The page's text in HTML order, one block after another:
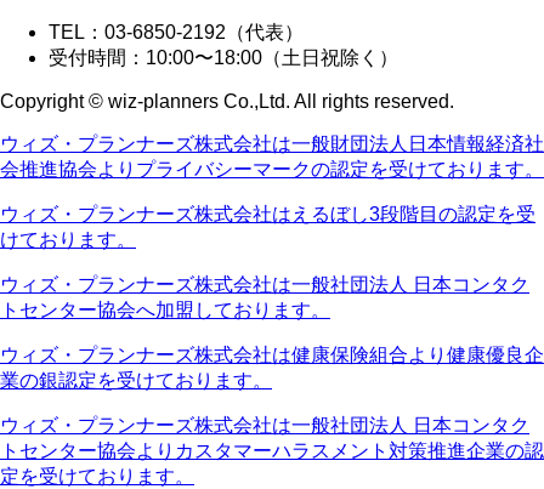
TEL：03-6850-2192（代表）
受付時間：10:00〜18:00（土日祝除く）
Copyright © wiz-planners Co.,Ltd. All rights reserved.
ウィズ・プランナーズ株式会社は一般財団法人日本情報経済社
会推進協会よりプライバシーマークの認定を受けております。
ウィズ・プランナーズ株式会社はえるぼし3段階目の認定を受
けております。
ウィズ・プランナーズ株式会社は一般社団法人 日本コンタク
トセンター協会へ加盟しております。
ウィズ・プランナーズ株式会社は健康保険組合より健康優良企
業の銀認定を受けております。
ウィズ・プランナーズ株式会社は一般社団法人 日本コンタク
トセンター協会よりカスタマーハラスメント対策推進企業の認
定を受けております。